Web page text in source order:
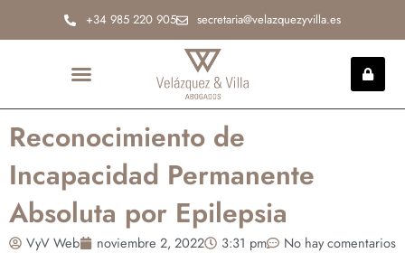
+34 985 220 905 secretaria@velazquezyvilla.es
Reconocimiento de
Incapacidad Permanente
Absoluta por Epilepsia
VyV Web noviembre 2, 2022 3:31 pm
No hay comentarios